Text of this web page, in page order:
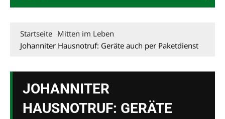
Startseite Mitten im Leben
Johanniter Hausnotruf: Geräte auch per Paketdienst
JOHANNITER
HAUSNOTRUF: GERÄTE